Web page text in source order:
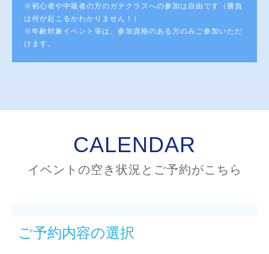
※初心者や中級者の方のガチクラスへの参加は自由です（勝負
は何が起こるかわかりません！）
※年齢対象イベント等は、参加資格のある方のみご参加いただ
けます。
CALENDAR
イベントの空き状況とご予約がこちら